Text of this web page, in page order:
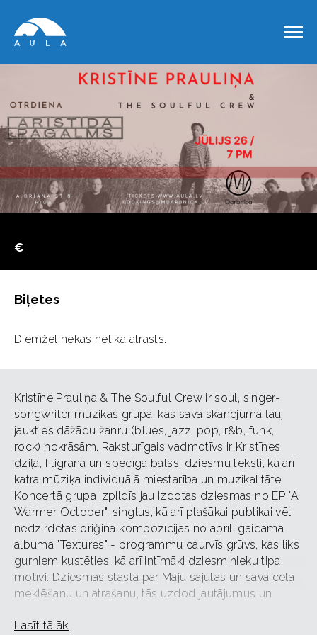
€
Biļetes
Diemžēl nekas netika atrasts.
Kristīne Prauliņa & The Soulful Crew ir soul, singer-
songwriter mūzikas grupa, kas savā skanējumā ļauj
jaukties dāžādu žanru (blues, jazz, pop, r&b, funk,
rock) nokrāsām. Raksturīgais vadmotīvs ir Kristīnes
dziļā, filigrānā un spēcīgā balss, dziesmu teksti, kā arī
katra mūziķa individuālā miestarība un muzikalitāte.
Koncertā grupa izpildīs jau izdotas dziesmas no EP "A
Warmer October", singlus, kā arī plašākai publikai vēl
nedzirdētas oriģinālkompozīcijas no aprīlī gaidāmā
albuma "Textures" - programmu caurvīs grūvs, kas liks
gurniem kustēties, kā arī intīmāki dziesminieku tipa
motīvi. Dziesmas stāsta par Māju sajūtas un sava ceļa
meklēšanu un atrašanu, tās uzdod jautājumus un
norimt šeit, šajā brīdī, mierā, kustībā.
Lasīt tālāk